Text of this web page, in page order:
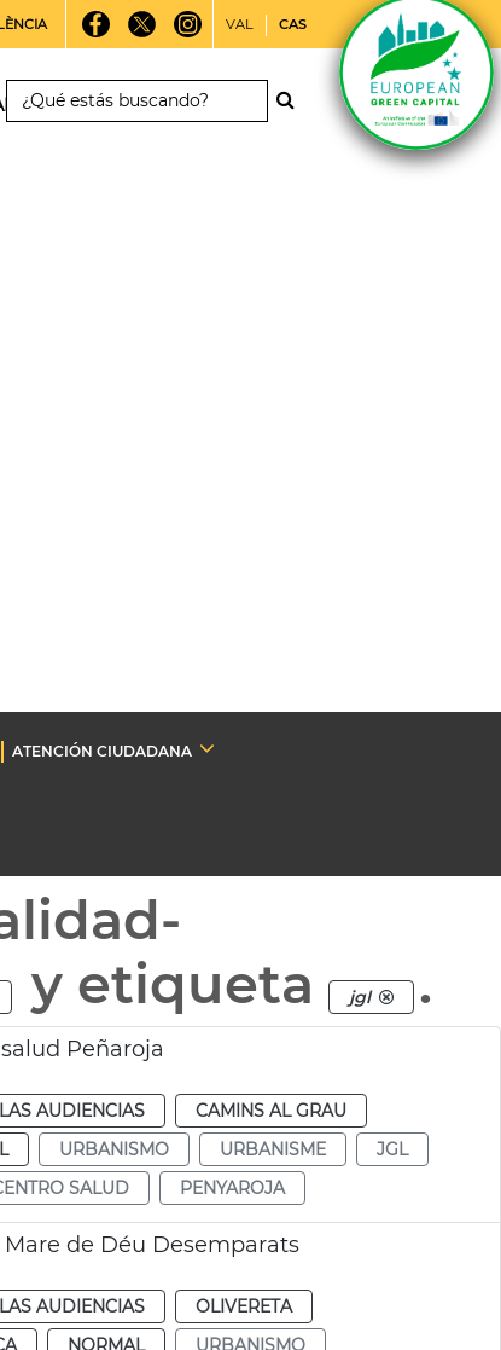
VAL CAS
ATENCIÓN CIUDADANA
y etiqueta jgl .
Peñaroja
AUDIENCIAS
CAMINS AL GRAU
URBANISMO URBANISME
JGL
SALUD PENYAROJA
de Déu Desemparats
AUDIENCIAS
OLIVERETA
NORMAL
URBANISMO